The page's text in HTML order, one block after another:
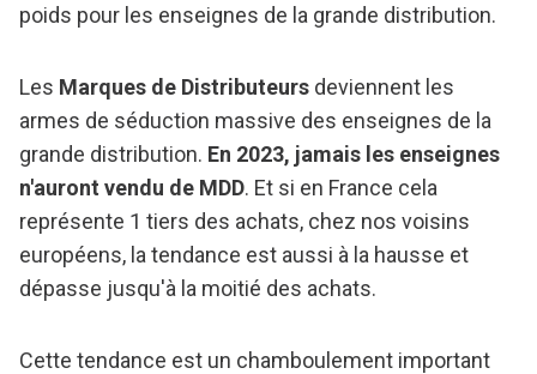
poids pour les enseignes de la grande distribution.
Les Marques de Distributeurs deviennent les
armes de séduction massive des enseignes de la
grande distribution. En 2023, jamais les enseignes
n'auront vendu de MDD. Et si en France cela
représente 1 tiers des achats, chez nos voisins
européens, la tendance est aussi à la hausse et
dépasse jusqu'à la moitié des achats.
Cette tendance est un chamboulement important